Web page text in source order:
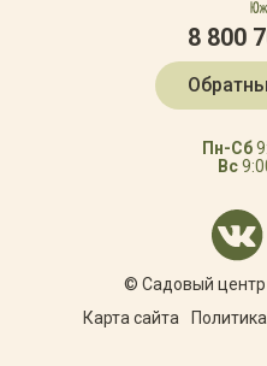
8 800
Пн-Сб
Вс
© Садовый
Карта сайта